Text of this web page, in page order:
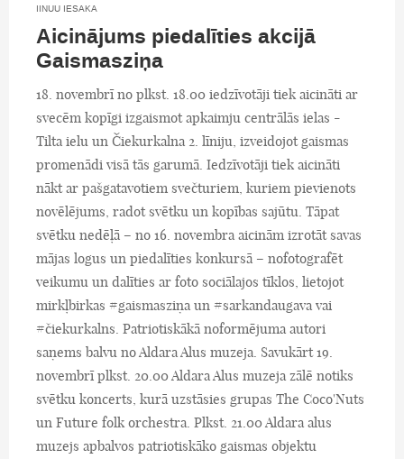
IINUU IESAKA
Aicinājums piedalīties akcijā
Gaismasziņa
18. novembrī no plkst. 18.00 iedzīvotāji tiek aicināti ar
svecēm kopīgi izgaismot apkaimju centrālās ielas -
Tilta ielu un Čiekurkalna 2. līniju, izveidojot gaismas
promenādi visā tās garumā. Iedzīvotāji tiek aicināti
nākt ar pašgatavotiem svečturiem, kuriem pievienots
novēlējums, radot svētku un kopības sajūtu. Tāpat
svētku nedēļā – no 16. novembra aicinām izrotāt savas
mājas logus un piedalīties konkursā – nofotografēt
veikumu un dalīties ar foto sociālajos tīklos, lietojot
mirkļbirkas #gaismasziņa un #sarkandaugava vai
#čiekurkalns. Patriotiskākā noformējuma autori
saņems balvu no Aldara Alus muzeja. Savukārt 19.
novembrī plkst. 20.00 Aldara Alus muzeja zālē notiks
svētku koncerts, kurā uzstāsies grupas The Coco'Nuts
un Future folk orchestra. Plkst. 21.00 Aldara alus
muzejs apbalvos patriotiskāko gaismas objektu